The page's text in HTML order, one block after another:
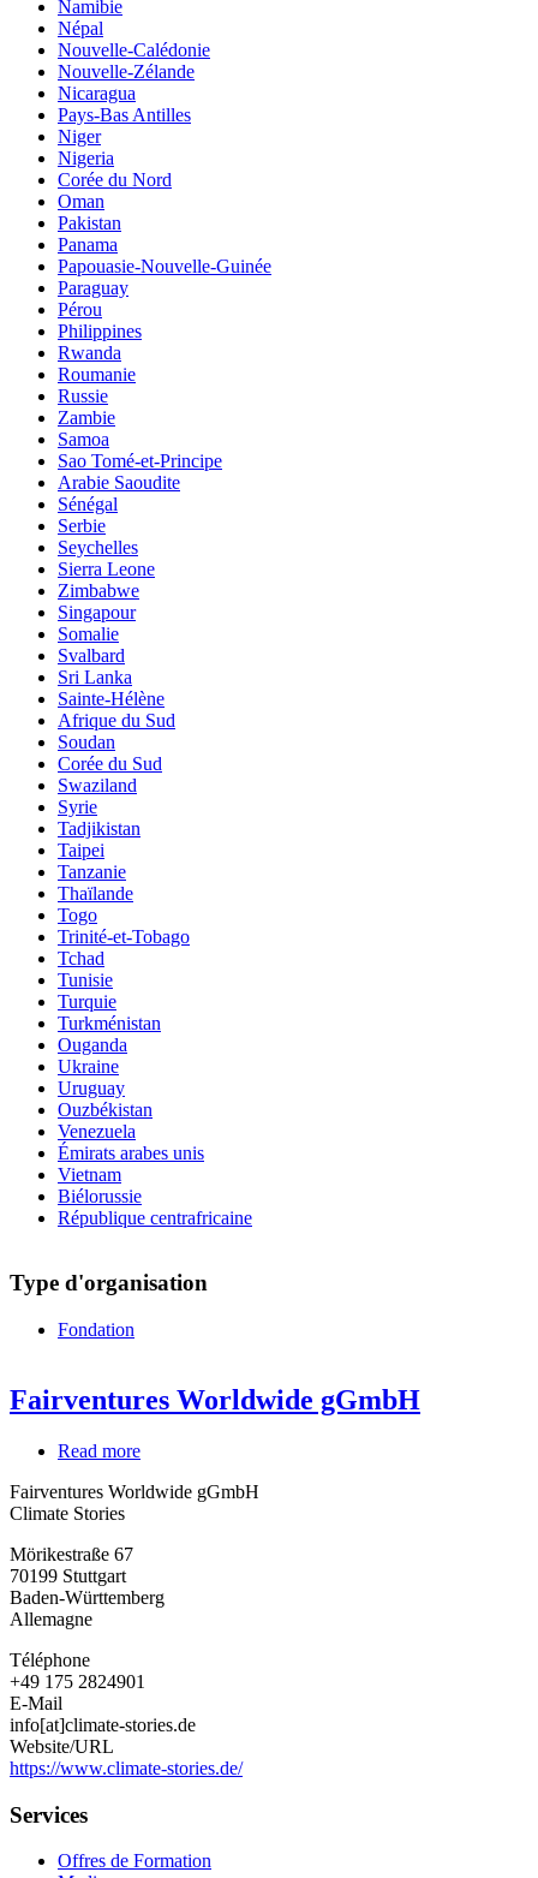
Namibie
Népal
Nouvelle-Calédonie
Nouvelle-Zélande
Nicaragua
Pays-Bas Antilles
Niger
Nigeria
Corée du Nord
Oman
Pakistan
Panama
Papouasie-Nouvelle-Guinée
Paraguay
Pérou
Philippines
Rwanda
Roumanie
Russie
Zambie
Samoa
Sao Tomé-et-Principe
Arabie Saoudite
Sénégal
Serbie
Seychelles
Sierra Leone
Zimbabwe
Singapour
Somalie
Svalbard
Sri Lanka
Sainte-Hélène
Afrique du Sud
Soudan
Corée du Sud
Swaziland
Syrie
Tadjikistan
Taipei
Tanzanie
Thaïlande
Togo
Trinité-et-Tobago
Tchad
Tunisie
Turquie
Turkménistan
Ouganda
Ukraine
Uruguay
Ouzbékistan
Venezuela
Émirats arabes unis
Vietnam
Biélorussie
République centrafricaine
Type d'organisation
Fondation
Fairventures Worldwide gGmbH
Read more
Worldwide
Fairventures Worldwide gGmbH
Climate Stories
Mörikestraße 67
70199 Stuttgart
Baden-Württemberg
Allemagne
Téléphone
+49 175 2824901
E-Mail
info[at]climate-stories.de
Website/URL
https://www.climate-stories.de/
Services
Offres de Formation